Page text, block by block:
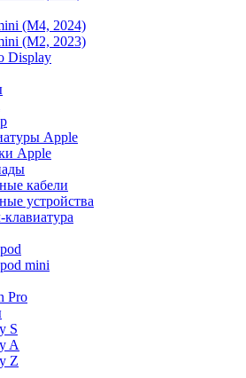
(M4, 2024)
(M2, 2023)
Display
Apple
Apple
кабели
устройства
клавиатура
mini
Pro
S
A
Z